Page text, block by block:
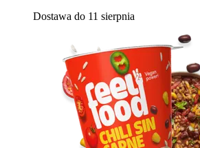
Dostawa do 11 sierpnia